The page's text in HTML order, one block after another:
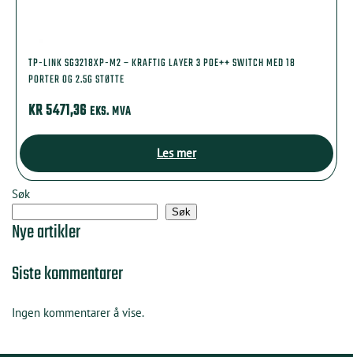
TP-LINK SG3218XP-M2 – KRAFTIG LAYER 3 POE++ SWITCH MED 18
PORTER OG 2.5G STØTTE
KR5471,36 EKS. MVA
Les mer
Søk
Søk
Nye artikler
Siste kommentarer
Ingen kommentarer å vise.